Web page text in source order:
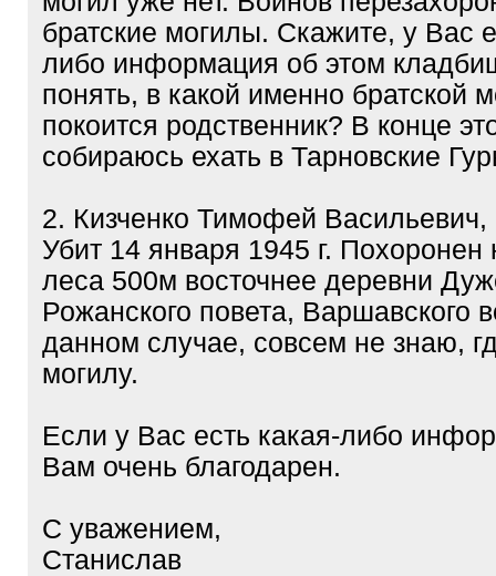
братские могилы. Скажите, у Вас
либо информация об этом
понять, в какой именно братской
покоится родственник? В конце
собираюсь ехать в Тарновские
2. Кизченко Тимофей Васильевич,
Убит 14 января 1945 г. Похоронен
леса 500м восточнее деревни
Рожанского повета, Варшавского
данном случае, совсем не знаю,
могилу.
Если у Вас есть какая-либо
Вам очень благодарен.
С уважением,
Станислав